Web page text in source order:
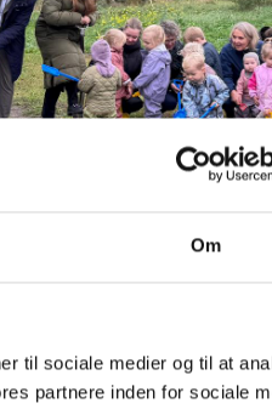
Om
til sociale medier og til at
partnere inden for sociale